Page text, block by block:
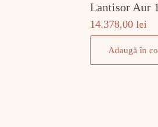
Lantisor Aur
14.378,00lei
Adaugă în